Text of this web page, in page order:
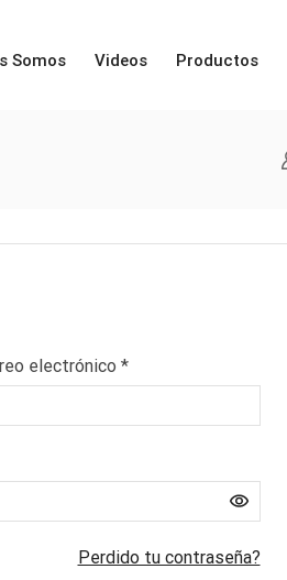
Somos Videos Productos
electrónico *
Perdido tu contraseña?